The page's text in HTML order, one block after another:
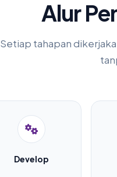
Alur
Setiap tahapan
Develop